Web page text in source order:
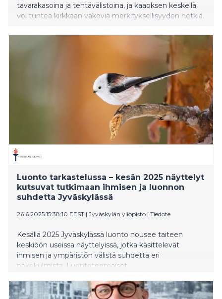
tavarakasoina ja tehtävälistoina, ja kaaoksen keskellä
voi tuntea kirkkaan väkeviä merkityksellisyyden hetkiä.
Luonto tarkastelussa – kesän 2025 näyttelyt
kutsuvat tutkimaan ihmisen ja luonnon
suhdetta Jyväskylässä
26.6.2025 15:38:10 EEST | Jyväskylän yliopisto | Tiedote
Kesällä 2025 Jyväskylässä luonto nousee taiteen
keskiöön useissa näyttelyissä, jotka käsittelevät
ihmisen ja ympäristön välistä suhdetta eri
näkökulmista. Luontoteemaiset
lapsiakin. Luonto ystävänä -näyttely on Jyväskylän
yliopiston kirjasto Lähteessä ja Tutkijankammio 3.0 -